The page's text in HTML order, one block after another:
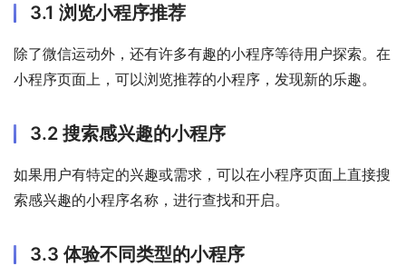
3.1 浏览小程序推荐
除了微信运动外，还有许多有趣的小程序等待用户探索。在
小程序页面上，可以浏览推荐的小程序，发现新的乐趣。
3.2 搜索感兴趣的小程序
如果用户有特定的兴趣或需求，可以在小程序页面上直接搜
索感兴趣的小程序名称，进行查找和开启。
3.3 体验不同类型的小程序